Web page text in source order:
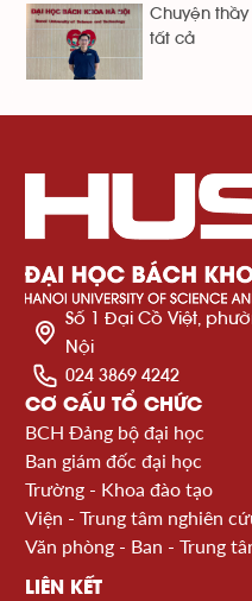
Chuyện
tất cả
Số 1 Đại Cồ Việt,
Nội
024 3869 4242
CƠ CẤU TỔ CHỨC
BCH Đảng bộ đại học
Ban giám đốc đại học
Trường - Khoa đào tạo
Viện - Trung tâm nghiên
Văn phòng - Ban - Trung
LIÊN KẾT